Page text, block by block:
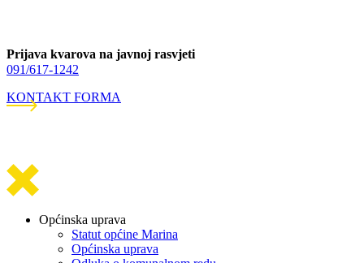
Prijava kvarova na javnoj rasvjeti
091/617-1242
KONTAKT FORMA
Općinska uprava
Statut općine Marina
Općinska uprava